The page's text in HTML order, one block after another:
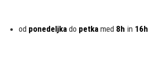
od ponedeljka do petka med 8h in 16h